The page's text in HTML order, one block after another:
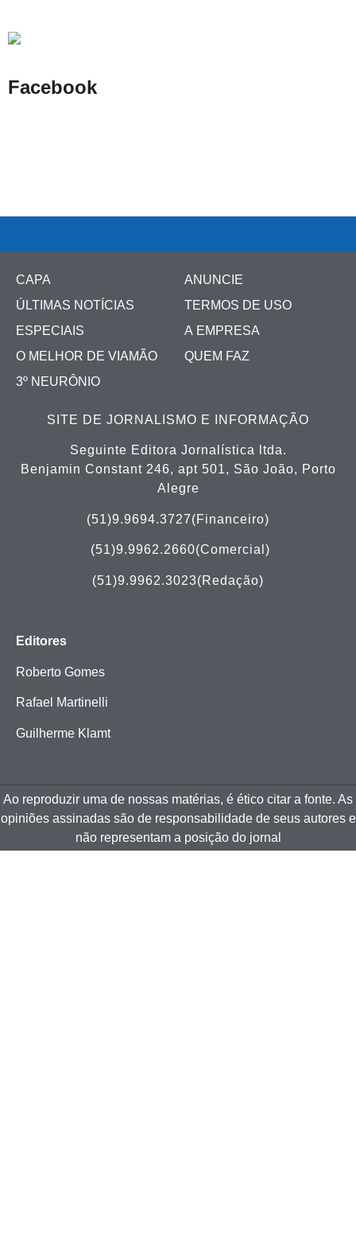
Facebook
CAPA
ÚLTIMAS NOTÍCIAS
ESPECIAIS
O MELHOR DE VIAMÃO
3º NEURÔNIO
ANUNCIE
TERMOS DE USO
A EMPRESA
QUEM FAZ
SITE DE JORNALISMO E INFORMAÇÃO
Seguinte Editora Jornalística ltda.
Benjamin Constant 246, apt 501, São João, Porto
Alegre
(51)9.9694.3727(Financeiro)
(51)9.9962.2660(Comercial)
(51)9.9962.3023(Redação)
Editores
Roberto Gomes
Rafael Martinelli
Guilherme Klamt
Ao reproduzir uma de nossas matérias, é ético citar a fonte. As
opiniões assinadas são de responsabilidade de seus autores e
não representam a posição do jornal